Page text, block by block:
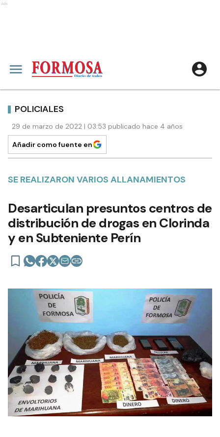
Ads
POLICIALES
29 de marzo de 2022 | 03:53 publicado hace 4 años
Añadir como fuente en
SE REALIZARON VARIOS ALLANAMIENTOS
Desarticulan presuntos centros de
distribución de drogas en Clorinda
y en Subteniente Perín